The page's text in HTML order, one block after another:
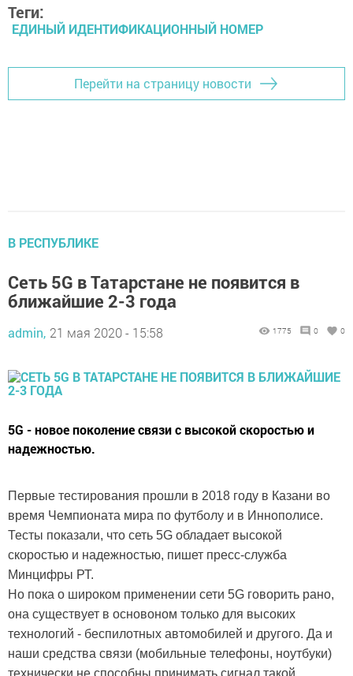
Теги:
ЕДИНЫЙ ИДЕНТИФИКАЦИОННЫЙ НОМЕР
Перейти на страницу новости
В РЕСПУБЛИКЕ
Сеть 5G в Татарстане не появится в
ближайшие 2-3 года
admin, 21 мая 2020 - 15:58 1775 0 0
5G - новое поколение связи с высокой скоростью и
надежностью.
Первые тестирования прошли в 2018 году в Казани во
время Чемпионата мира по футболу и в Иннополисе.
Тесты показали, что сеть 5G обладает высокой
скоростью и надежностью, пишет пресс-служба
Минцифры РТ.
Но пока о широком применении сети 5G говорить рано,
она существует в основоном только для высоких
технологий - беспилотных автомобилей и другого. Да и
наши средства связи (мобильные телефоны, ноутбуки)
технически не способны принимать сигнал такой